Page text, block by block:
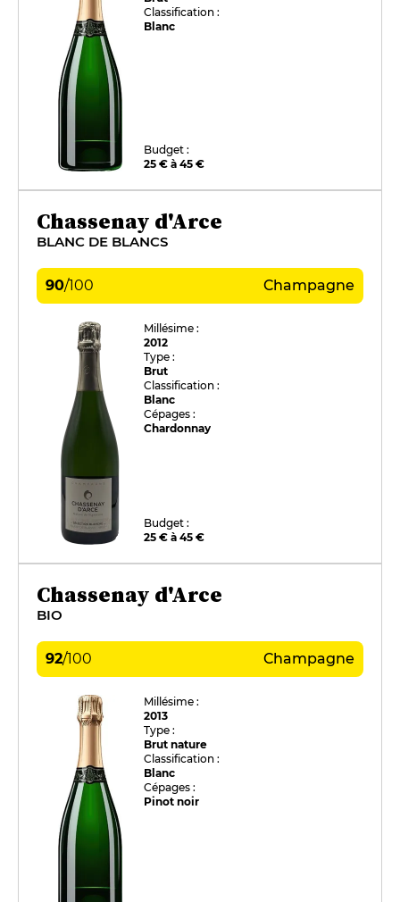
Classification :
Blanc
Budget :
25 € à 45 €
Chassenay d'Arce
BLANC DE BLANCS
90/100 Champagne
Millésime :
2012
Type :
Brut
Classification :
Blanc
Cépages :
Chardonnay
Budget :
25 € à 45 €
Chassenay d'Arce
BIO
92/100 Champagne
Millésime :
2013
Type :
Brut nature
Classification :
Blanc
Cépages :
Pinot noir